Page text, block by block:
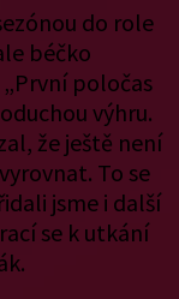
do role
béčko
poločas
výhru.
že ještě není
To se
jsme i další
se k utkání